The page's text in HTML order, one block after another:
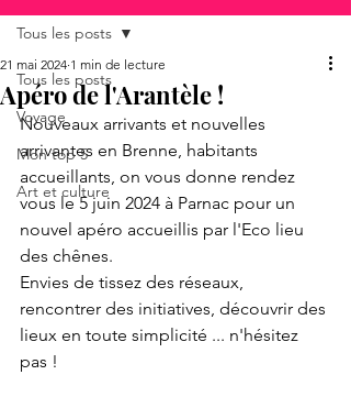
Tous les posts
Voyage
Mon top 5
Art et culture
Tous les posts
Apéro de l'Arantèle !
21 mai 2024 1 min de lecture
Nouveaux arrivants et nouvelles
arrivantes en Brenne, habitants
accueillants, on vous donne rendez
vous le 5 juin 2024 à Parnac pour un
nouvel apéro accueillis par l'Eco lieu
des chênes.
Envies de tissez des réseaux,
rencontrer des initiatives, découvrir des
lieux en toute simplicité ... n'hésitez
pas !